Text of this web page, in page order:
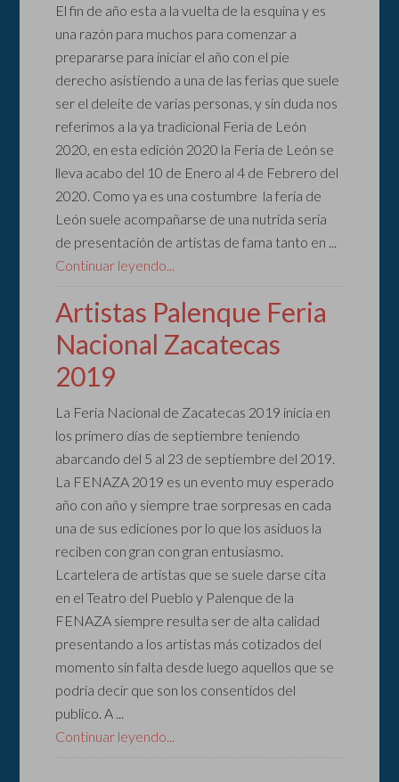
El fin de año esta a la vuelta de la esquina y es
una razón para muchos para comenzar a
prepararse para iniciar el año con el pie
derecho asistiendo a una de las ferias que suele
ser el deleite de varias personas, y sin duda nos
referimos a la ya tradicional Feria de León
2020, en esta edición 2020 la Feria de León se
lleva acabo del 10 de Enero al 4 de Febrero del
2020. Como ya es una costumbre la feria de
León suele acompañarse de una nutrida seria
de presentación de artistas de fama tanto en ...
Continuar leyendo...
Artistas Palenque Feria
Nacional Zacatecas
2019
La Feria Nacional de Zacatecas 2019 inicia en
los primero días de septiembre teniendo
abarcando del 5 al 23 de septiembre del 2019.
La FENAZA 2019 es un evento muy esperado
año con año y siempre trae sorpresas en cada
una de sus ediciones por lo que los asiduos la
reciben con gran con gran entusiasmo.
Lcartelera de artistas que se suele darse cita
en el Teatro del Pueblo y Palenque de la
FENAZA siempre resulta ser de alta calidad
presentando a los artistas más cotizados del
momento sin falta desde luego aquellos que se
podría decir que son los consentidos del
publico. A ...
Continuar leyendo...